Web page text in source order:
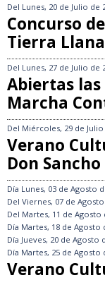
Del Lunes, 20 de Julio de
Concurso
Tierra
Del Lunes, 27 de Julio de
Abiertas
Marcha
Del Miércoles, 29 de Julio
Verano
Don Sancho
Día Lunes, 03 de Agosto
Del Viernes, 07 de
Del Martes, 11 de Agosto
Día Martes, 18 de Agosto
Día Jueves, 20 de Agosto
Día Martes, 25 de Agosto
Verano